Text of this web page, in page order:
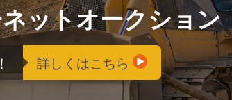
ットオークション
詳しくはこちら